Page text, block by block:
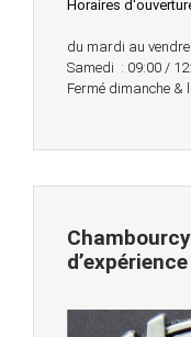
Horaires
du mardi au
Samedi : 09:00 /
Fermé dimanche &
d’expérience